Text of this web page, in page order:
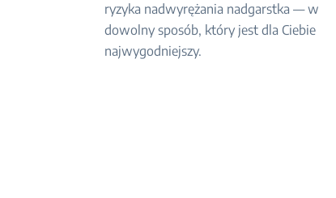
ryzyka nadwyrężania nadgarstka — w
dowolny sposób, który jest dla Ciebie
najwygodniejszy.